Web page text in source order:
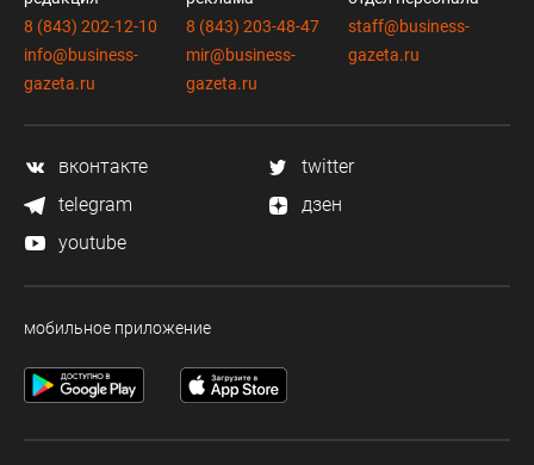
8 (843) 202-12-10
info@business-
gazeta.ru
8 (843) 203-48-47
mir@business-
gazeta.ru
staff@business-
gazeta.ru
вконтакте
twitter
telegram
дзен
youtube
мобильное приложение